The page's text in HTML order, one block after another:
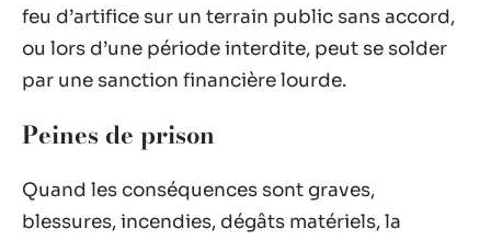
feu d’artifice sur un terrain public sans accord,
ou lors d’une période interdite, peut se solder
par une sanction financière lourde.
Peines de prison
Quand les conséquences sont graves,
blessures, incendies, dégâts matériels, la